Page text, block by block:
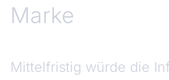
Marke
Mittelfristig würde die